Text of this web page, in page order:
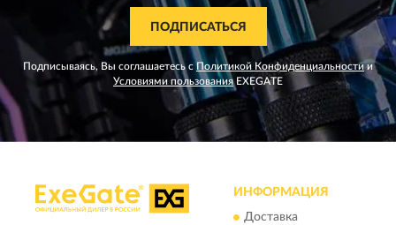
ПОДПИСАТЬСЯ
Подписываясь, Вы соглашаетесь сПолитикой Конфиденциальности и
Условиями пользованияEXEGATE
ИНФОРМАЦИЯ
Доставка